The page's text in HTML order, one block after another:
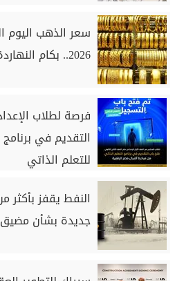
2026.. بكام النهاردة؟
فرصة لطلاب
التقديم في
للتعلم الذاتي
جديدة بشأن